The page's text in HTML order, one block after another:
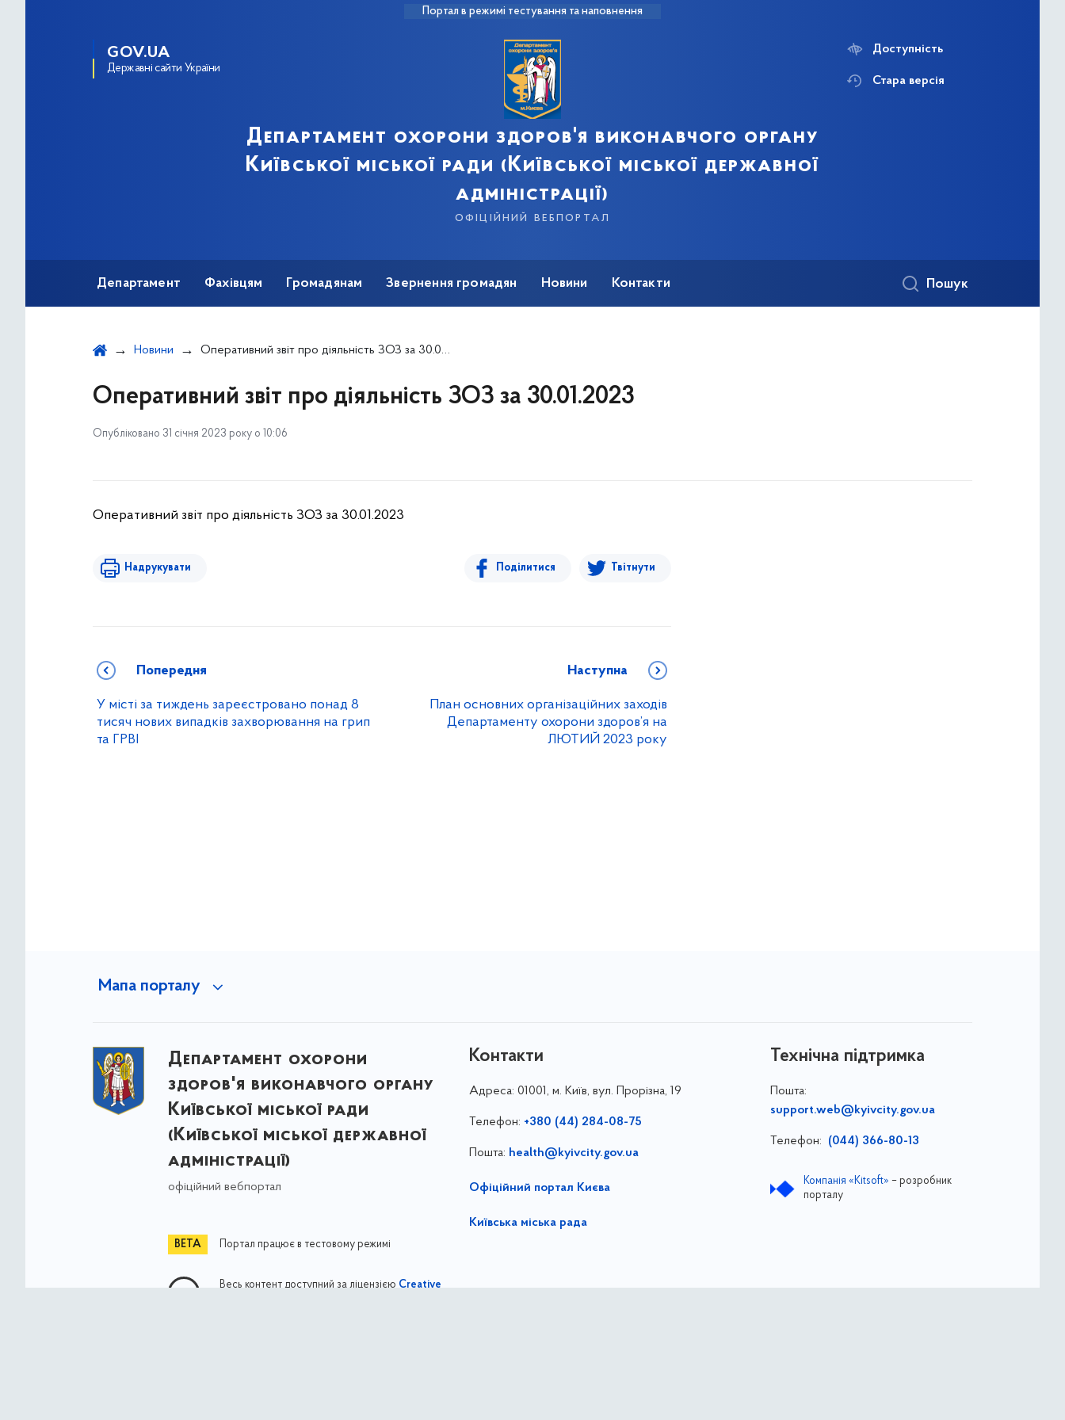
Портал в режимі тестування та наповнення
GOV.UA
Державні сайти України
Департамент охорони здоров'я виконавчого органу
Київської міської ради (Київської міської державної
адміністрації)
офіційний вебпортал
Доступність
Стара версія
Департамент Фахівцям Громадянам Звернення громадян Новини Контакти Пошук
Новини Оперативний звіт про діяльність ЗОЗ за 30.01.2023
Оперативний звіт про діяльність ЗОЗ за 30.01.2023
Опубліковано 31 січня 2023 року о 10:06
Оперативний звіт про діяльність ЗОЗ за 30.01.2023
Надрукувати Поділитися Твітнути
Попередня
У місті за тиждень зареєстровано понад 8
тисяч нових випадків захворювання на грип
та ГРВІ
Наступна
План основних організаційних заходів
Департаменту охорони здоров’я на
ЛЮТИЙ 2023 року
Мапа порталу
Департамент охорони
здоров'я виконавчого органу
Київської міської ради
(Київської міської державної
адміністрації)
офіційний вебпортал
Портал працює в тестовому режимі
Весь контент доступний за ліцензією Creative
Контакти
Адреса: 01001, м. Київ, вул. Прорізна, 19
Телефон: +380 (44) 284-08-75
Пошта: health@kyivcity.gov.ua
Офіційний портал Києва
Київська міська рада
Технічна підтримка
Пошта:
support.web@kyivcity.gov.ua
Телефон: (044) 366-80-13
Компанія «Kitsoft» – розробник
порталу